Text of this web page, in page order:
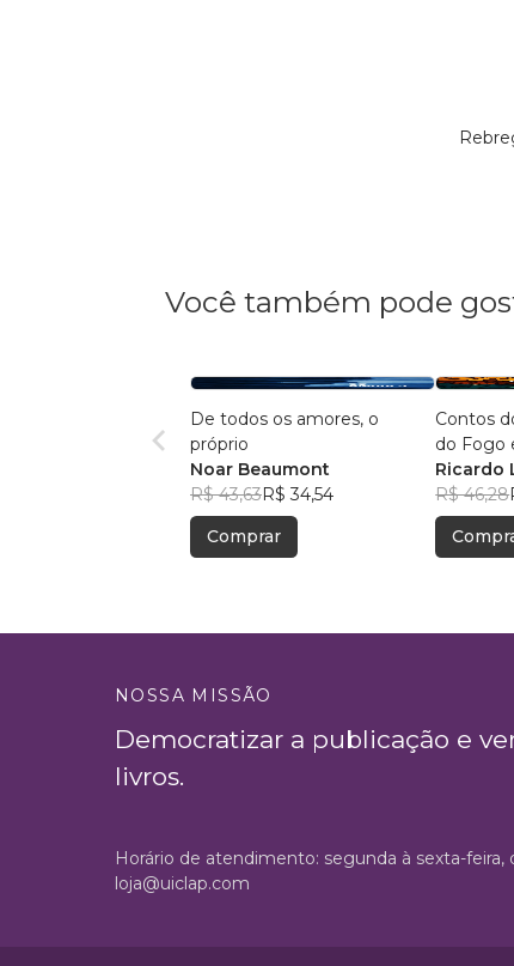
Você também pode
De todos os amores, o
próprio
Noar Beaumont
R$ 43,63R$ 34,54
Comprar
Contos do Tempo e da
Ricardo
R$ 46,28
NOSSA MISSÃO
Democratizar a publicação e
livros.
Horário de atendimento: segunda à sexta-feira,
loja@uiclap.com